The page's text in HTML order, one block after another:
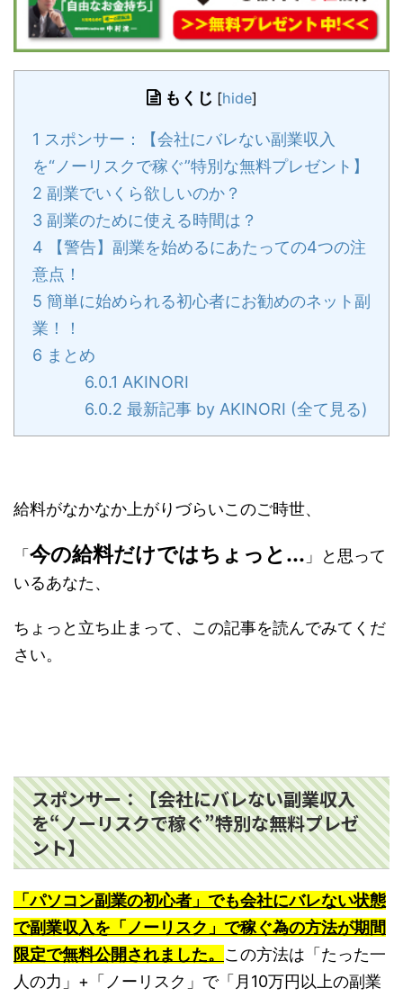
もくじ [hide]
1 スポンサー：【会社にバレない副業収入
を“ノーリスクで稼ぐ”特別な無料プレゼント】
2 副業でいくら欲しいのか？
3 副業のために使える時間は？
4 【警告】副業を始めるにあたっての4つの注
意点！
5 簡単に始められる初心者にお勧めのネット副
業！！
6 まとめ
6.0.1 AKINORI
6.0.2 最新記事 by AKINORI (全て見る)
給料がなかなか上がりづらいこのご時世、
「今の給料だけではちょっと... 」と思って
いるあなた、
ちょっと立ち止まって、この記事を読んでみてくだ
さい。
スポンサー：【会社にバレない副業収入
を“ノーリスクで稼ぐ”特別な無料プレゼ
ント】
「パソコン副業の初心者」でも会社にバレない状態
で副業収入を「ノーリスク」で稼ぐ為の方法が期間
限定で無料公開されました。 この方法は「たった一
人の力」+「ノーリスク」で「月10万円以上の副業